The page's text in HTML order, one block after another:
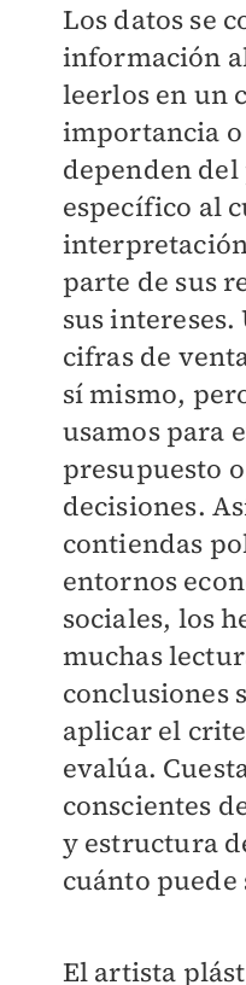
Los datos se
información
leerlos en un
importancia
dependen
específico al
parte de sus
sus
cifras de
sí mismo,
usamos para
presupuesto
decisiones.
contiendas
entornos
sociales, los
muchas
conclusiones
aplicar el
evalúa.
conscientes
y estructura
cuánto
El artista